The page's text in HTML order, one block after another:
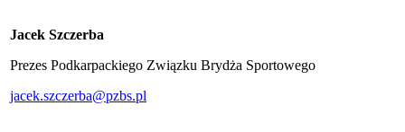
Jacek Szczerba
Prezes Podkarpackiego Związku Brydża Sportowego
jacek.szczerba@pzbs.pl